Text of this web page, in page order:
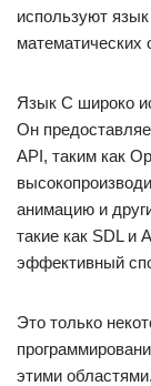
используют
математических
Язык C широко
Он
API, таким как
анимацию и
такие как SDL и
эффективный
Это только
этими